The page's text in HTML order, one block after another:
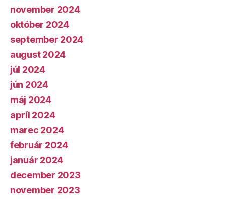
november 2024
október 2024
september 2024
august 2024
júl 2024
jún 2024
máj 2024
apríl 2024
marec 2024
február 2024
január 2024
december 2023
november 2023